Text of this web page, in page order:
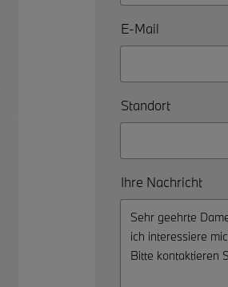
E-Mail
Standort
Ihre Nachricht